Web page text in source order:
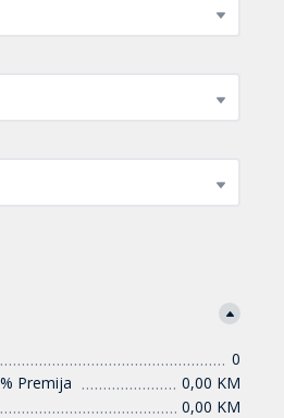
0
Premija
0,00 KM
0,00 KM